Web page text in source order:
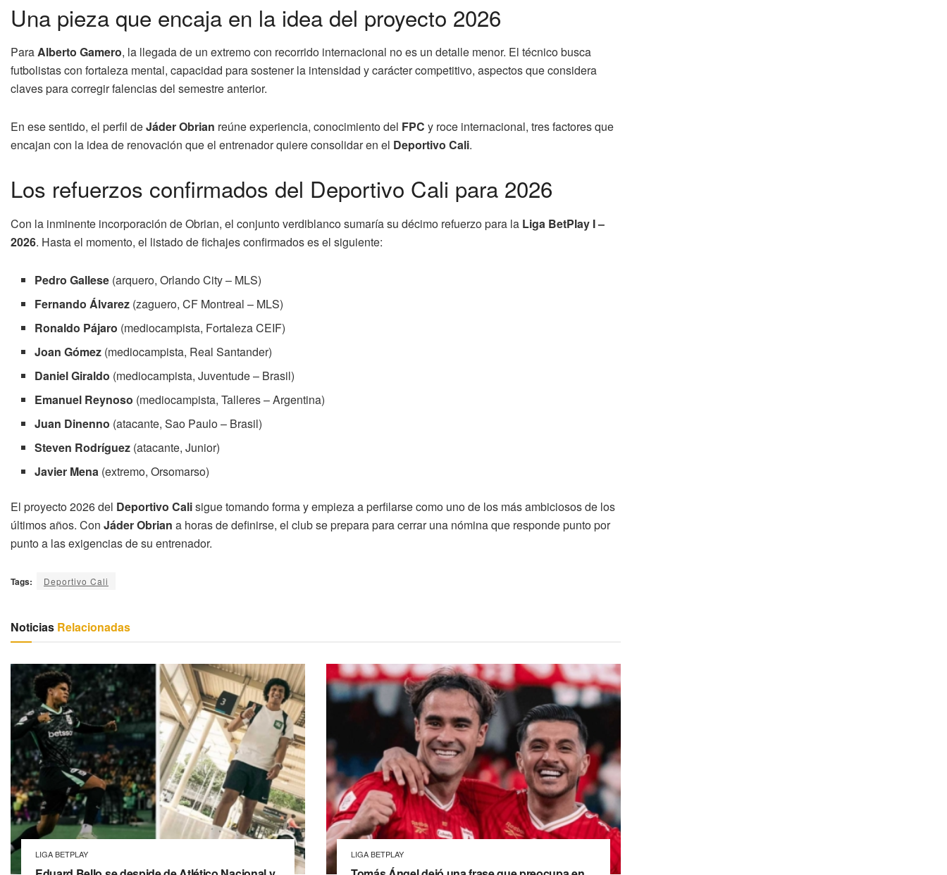
Una pieza que encaja en la idea del proyecto 2026
ParaAlberto Gamero, la llegada de un extremo con recorrido internacional no es un detalle menor. El técnico busca
futbolistas con fortaleza mental, capacidad para sostener la intensidad y carácter competitivo, aspectos que considera
claves para corregir falencias del semestre anterior.
En ese sentido, el perfil deJáder Obrian reúne experiencia, conocimiento del FPC y roce internacional, tres factores que
encajan con la idea de renovación que el entrenador quiere consolidar en el Deportivo Cali.
Los refuerzos confirmados del Deportivo Cali para 2026
Con la inminente incorporación de Obrian, el conjunto verdiblanco sumaría su décimo refuerzo para la Liga BetPlay I –
2026. Hasta el momento, el listado de fichajes confirmados es el siguiente:
Pedro Gallese (arquero, Orlando City – MLS)
Fernando Álvarez (zaguero, CF Montreal – MLS)
Ronaldo Pájaro (mediocampista, Fortaleza CEIF)
Joan Gómez (mediocampista, Real Santander)
Daniel Giraldo (mediocampista, Juventude – Brasil)
Emanuel Reynoso (mediocampista, Talleres – Argentina)
Juan Dinenno (atacante, Sao Paulo – Brasil)
Steven Rodríguez (atacante, Junior)
Javier Mena (extremo, Orsomarso)
El proyecto 2026 del Deportivo Calisigue tomando forma y empieza a perfilarse como uno de los más ambiciosos de los
últimos años. Con Jáder Obrian a horas de definirse, el club se prepara para cerrar una nómina que responde punto por
punto a las exigencias de su entrenador.
Tags: Deportivo Cali
Noticias Relacionadas
LIGA BETPLAY LIGA BETPLAY